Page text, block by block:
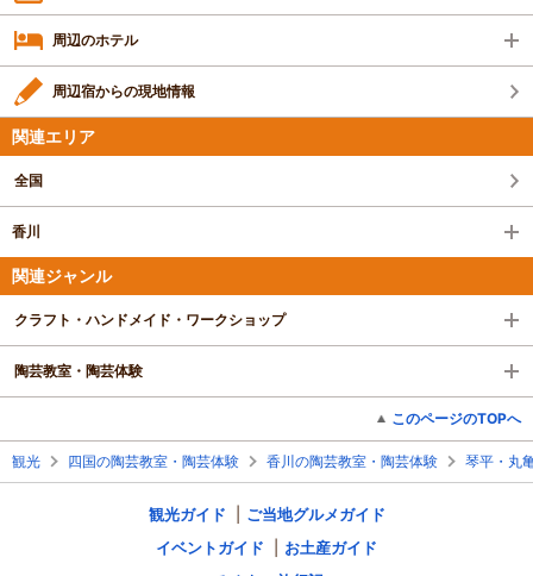
周辺のホテル
周辺宿からの現地情報
関連エリア
全国
香川
関連ジャンル
クラフト・ハンドメイド・ワークショップ
陶芸教室・陶芸体験
このページのTOPへ
観光 四国の陶芸教室・陶芸体験 香川の陶芸教室・陶芸体験 琴平・丸
観光ガイド
ご当地グルメガイド
イベントガイド
お土産ガイド